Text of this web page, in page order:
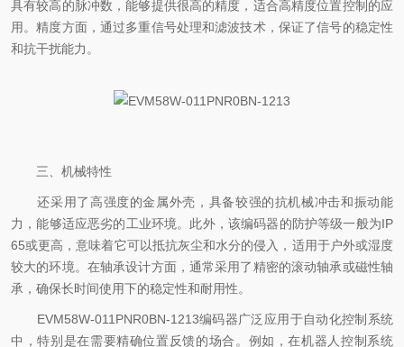
具有较高的脉冲数，能够提供很高的精度，适合高精度位置控制的应
用。精度方面，通过多重信号处理和滤波技术，保证了信号的稳定性
和抗干扰能力。
三、机械特性
还采用了高强度的金属外壳，具备较强的抗机械冲击和振动能
力，能够适应恶劣的工业环境。此外，该编码器的防护等级一般为IP
65或更高，意味着它可以抵抗灰尘和水分的侵入，适用于户外或湿度
较大的环境。在轴承设计方面，通常采用了精密的滚动轴承或磁性轴
承，确保长时间使用下的稳定性和耐用性。
EVM58W-011PNR0BN-1213编码器广泛应用于自动化控制系统
中，特别是在需要精确位置反馈的场合。例如，在机器人控制系统